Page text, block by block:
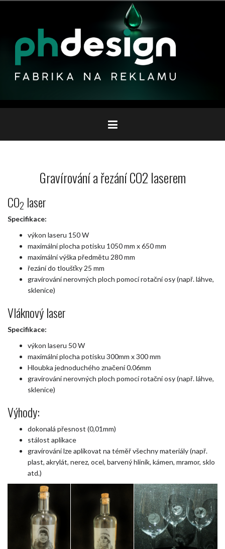
Gravírování a řezání CO2 laserem
CO2 laser
Specifikace:
výkon laseru 150 W
maximální plocha potisku 1050 mm x 650 mm
maximální výška předmětu 280 mm
řezání do tloušťky 25 mm
gravírování nerovných ploch pomocí rotační osy (např. láhve,
sklenice)
Vláknový laser
Specifikace:
výkon laseru 50 W
maximální plocha potisku 300mm x 300 mm
Hloubka jednoduchého značení 0.06mm
gravírování nerovných ploch pomocí rotační osy (např. láhve,
sklenice)
Výhody:
dokonalá přesnost (0,01mm)
stálost aplikace
gravírování lze aplikovat na téměř všechny materiály (např.
plast, akrylát, nerez, ocel, barvený hliník, kámen, mramor, sklo
atd.)